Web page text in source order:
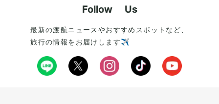
Follow Us
最新の渡航ニュースやおすすめスポットなど、
旅行の情報をお届けします✈️